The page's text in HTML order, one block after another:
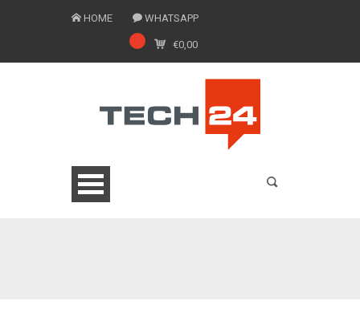
HOME WHATSAPP
€0,00